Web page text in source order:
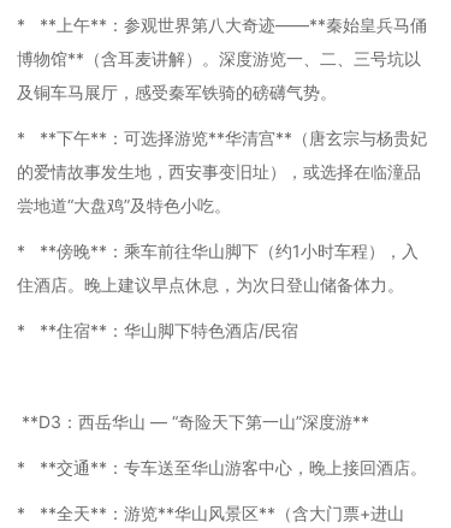
* **上午**：参观世界第八大奇迹——**秦始皇兵马俑
博物馆**（含耳麦讲解）。深度游览一、二、三号坑以
及铜车马展厅，感受秦军铁骑的磅礴气势。
* **下午**：可选择游览**华清宫**（唐玄宗与杨贵妃
的爱情故事发生地，西安事变旧址），或选择在临潼品
尝地道“大盘鸡”及特色小吃。
* **傍晚**：乘车前往华山脚下（约1小时车程），入
住酒店。晚上建议早点休息，为次日登山储备体力。
* **住宿**：华山脚下特色酒店/民宿
**D3：西岳华山 — “奇险天下第一山”深度游**
* **交通**：专车送至华山游客中心，晚上接回酒店。
* **全天**：游览**华山风景区**（含大门票+进山